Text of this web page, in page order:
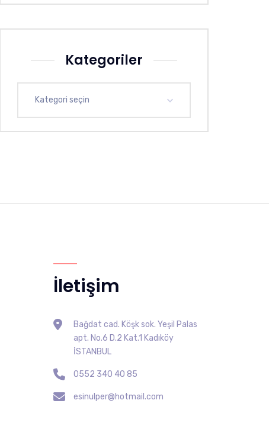
Kategoriler
Kategori seçin
İletişim
Bağdat cad. Köşk sok. Yeşil Palas
apt. No.6 D.2 Kat.1 Kadıköy
İSTANBUL
0552 340 40 85
esinulper@hotmail.com